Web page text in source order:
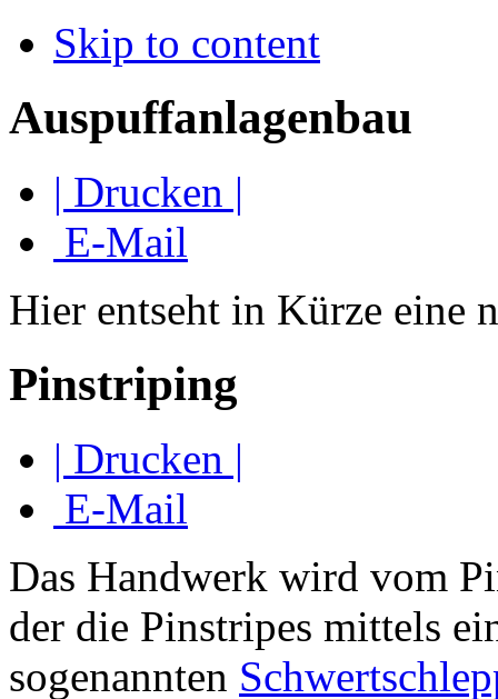
Skip to content
Auspuffanlagenbau
| Drucken |
E-Mail
Hier entseht in Kürze eine
Pinstriping
| Drucken |
E-Mail
Das Handwerk wird vom
der die Pinstripes mittels
sogenannten